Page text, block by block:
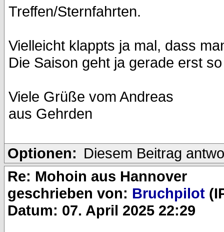
Treffen/Sternfahrten.
Vielleicht klappts ja mal, dass
Die Saison geht ja gerade erst
Viele Grüße vom Andreas
aus Gehrden
Optionen: Diesem Beitrag
Re: Mohoin aus Hannover
geschrieben von: Bruchpilot
Datum: 07. April 2025 22:29